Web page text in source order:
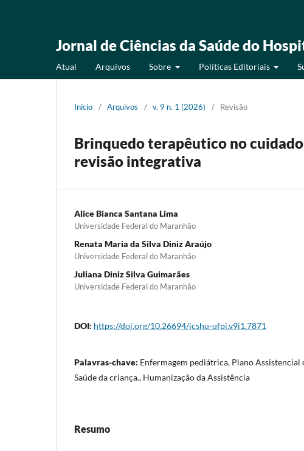
Jornal de Ciências da Saúde do
Atual Arquivos Sobre Políticas Editoriais
Início / Arquivos / v. 9 n. 1 (2026) / Revisão
Brinquedo terapêutico no
revisão integrativa
Alice Bianca Santana Lima
Universidade Federal do Maranhão
Renata Maria da Silva Diniz Araújo
Universidade Federal do Maranhão
Juliana Diniz Silva Guimarães
Universidade Federal do Maranhão
DOI: https://doi.org/10.26694/jcshu-ufpi.v9i1.7871
Palavras-chave: Enfermagem pediátrica, Plano Assistencial
Saúde da criança., Humanização da Assistência
Resumo